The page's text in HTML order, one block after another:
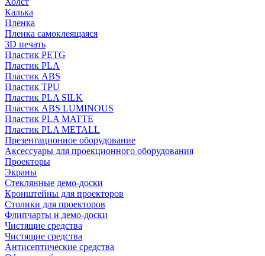
Калька
Пленка
Пленка самоклеящаяся
3D печать
Пластик PETG
Пластик PLA
Пластик ABS
Пластик TPU
Пластик PLA SILK
Пластик ABS LUMINOUS
Пластик PLA MATTE
Пластик PLA METALL
Презентационное оборудование
Аксессуары для проекционного оборудования
Проекторы
Экраны
Стеклянные демо-доски
Кронштейны для проекторов
Столики для проекторов
Флипчарты и демо-доски
Чистящие средства
Чистящие средства
Антисептические средства